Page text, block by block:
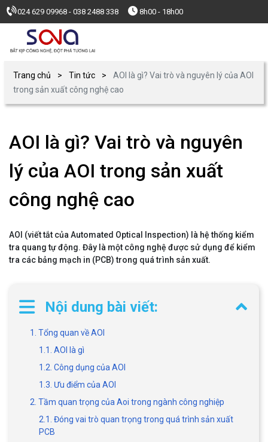
024 629 09968 - 038 2488 338 8h00 - 18h00
Trang chủ Tin tức
AOI là gì? Vai trò và nguyên lý của AOI
trong sản xuất công nghệ cao
AOI là gì? Vai trò và nguyên
lý của AOI trong sản xuất
công nghệ cao
AOI (viết tắt của Automated Optical Inspection) là hệ thống kiểm
tra quang tự động. Đây là một công nghệ được sử dụng để kiểm
tra các bảng mạch in (PCB) trong quá trình sản xuất.
Nội dung bài viết:
1. Tổng quan về AOI
1.1. AOI là gì
1.2. Công dụng của AOI
1.3. Ưu điểm của AOI
2. Tầm quan trọng của Aoi trong ngành công nghiệp
2.1. Đóng vai trò quan trọng trong quá trình sản xuất
PCB